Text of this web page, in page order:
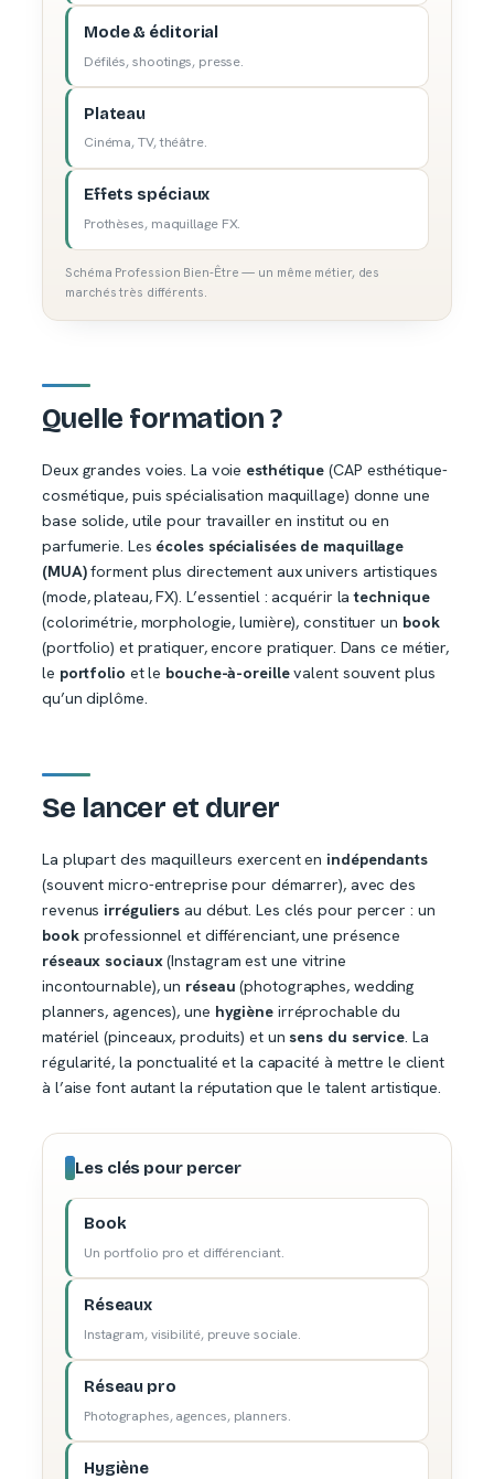
Mode & éditorial
Défilés, shootings, presse.
Plateau
Cinéma, TV, théâtre.
Effets spéciaux
Prothèses, maquillage FX.
Schéma Profession Bien-Être — un même métier, des
marchés très différents.
Quelle formation ?
Deux grandes voies. La voie esthétique (CAP esthétique-
cosmétique, puis spécialisation maquillage) donne une
base solide, utile pour travailler en institut ou en
parfumerie. Les écoles spécialisées de maquillage
(MUA)forment plus directement aux univers artistiques
(mode, plateau, FX). L’essentiel : acquérir latechnique
(colorimétrie, morphologie, lumière), constituer un book
(portfolio) et pratiquer, encore pratiquer. Dans ce métier,
le portfolio et le bouche-à-oreillevalent souvent plus
qu’un diplôme.
Se lancer et durer
La plupart des maquilleurs exercent en indépendants
(souvent micro-entreprise pour démarrer), avec des
revenus irréguliers au début. Les clés pour percer : un
bookprofessionnel et différenciant, une présence
réseaux sociaux(Instagram est une vitrine
incontournable), un réseau (photographes, wedding
planners, agences), une hygièneirréprochable du
matériel (pinceaux, produits) et unsens du service. La
régularité, la ponctualité et la capacité à mettre le client
à l’aise font autant la réputation que le talent artistique.
Les clés pour percer
Book
Un portfolio pro et différenciant.
Réseaux
Instagram, visibilité, preuve sociale.
Réseau pro
Photographes, agences, planners.
Hygiène